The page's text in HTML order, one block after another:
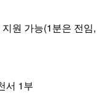
원 가능(1분은 전임
서 1부